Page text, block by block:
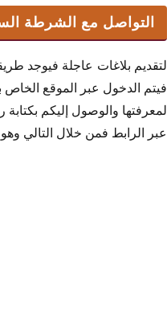
التواصل مع الشرطة
لتقديم بلاغات عاجلة فيوجد
فيتم الدخول عبر الموقع الخاص
لمعرفتها والوصول إليكم
عبر الرابط فمن خلال التالي